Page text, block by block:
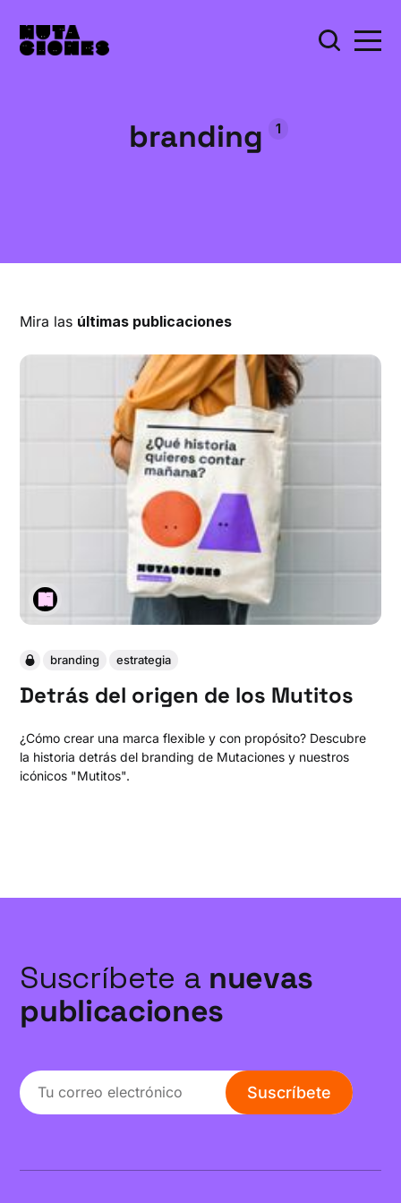
branding 1
Mira las últimas publicaciones
branding estrategia
Detrás del origen de los Mutitos
¿Cómo crear una marca flexible y con propósito? Descubre
la historia detrás del branding de Mutaciones y nuestros
icónicos "Mutitos".
Suscríbete a nuevas
publicaciones
Suscríbete